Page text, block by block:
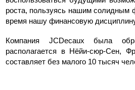
роста, пользуясь нашим
время нашу финансовую
Компания JCDecaux была
располагается в Нёйи-сюр-Сен,
составляет без малого 10 тысяч